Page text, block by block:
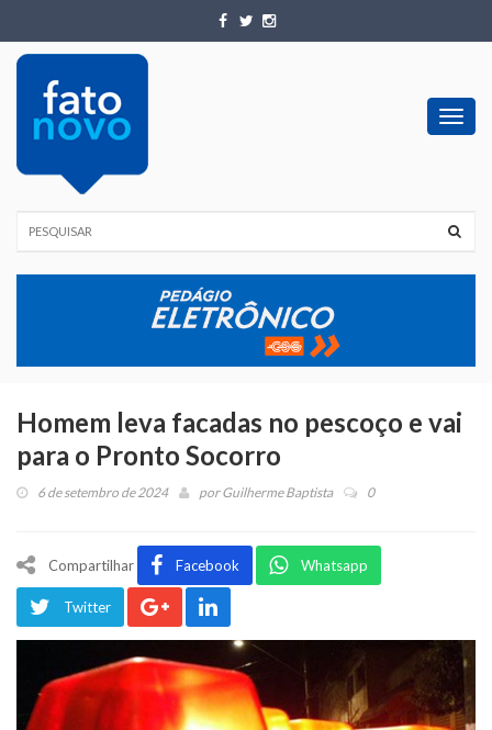
Homem leva facadas no pescoço e vai
para o Pronto Socorro
6 de setembro de 2024 porGuilherme Baptista 0
Compartilhar Facebook Whatsapp
Twitter